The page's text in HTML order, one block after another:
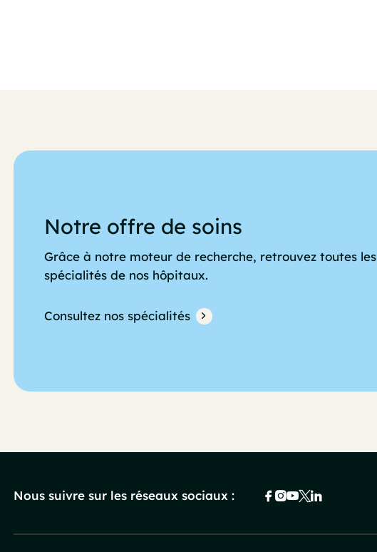
Notre offre de soins
Grâce à notre moteur de recherche, retrouvez toutes les
spécialités de nos hôpitaux.
Consultez nos spécialités
Nous suivre sur les réseaux sociaux :